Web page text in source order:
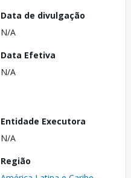
Data de divulgação
N/A
Data Efetiva
N/A
Entidade Executora
N/A
Região